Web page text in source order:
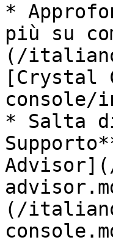
*
più su
(/
[Crystal
console/
* Salta
(/